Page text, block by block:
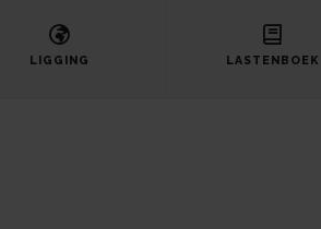
LIGGING LASTENBOEK